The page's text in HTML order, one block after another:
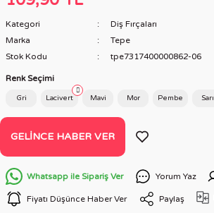
Kategori
Diş Fırçaları
Marka
Tepe
Stok Kodu
tpe7317400000862-06
Renk Seçimi
Gri Lacivert Mavi Mor Pembe Sarı
GELINCE HABER VER
Whatsapp ile Sipariş Ver Yorum Yaz
Fiyatı Düşünce Haber Ver Paylaş